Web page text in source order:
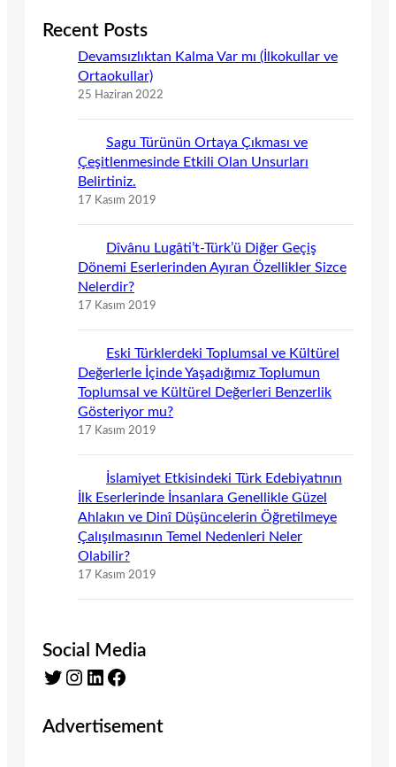
Recent Posts
Devamsızlıktan Kalma Var mı (İlkokullar ve
Ortaokullar)
25 Haziran 2022
Sagu Türünün Ortaya Çıkması ve
Çeşitlenmesinde Etkili Olan Unsurları
Belirtiniz.
17 Kasım 2019
Dîvânu Lugâti’t-Türk’ü Diğer Geçiş
Dönemi Eserlerinden Ayıran Özellikler Sizce
Nelerdir?
17 Kasım 2019
Eski Türklerdeki Toplumsal ve Kültürel
Değerlerle İçinde Yaşadığımız Toplumun
Toplumsal ve Kültürel Değerleri Benzerlik
Gösteriyor mu?
17 Kasım 2019
İslamiyet Etkisindeki Türk Edebiyatının
İlk Eserlerinde İnsanlara Genellikle Güzel
Ahlakın ve Dinî Düşüncelerin Öğretilmeye
Çalışılmasının Temel Nedenleri Neler
Olabilir?
17 Kasım 2019
Social Media
Twitter Instagram LinkedIn Facebook
Advertisement